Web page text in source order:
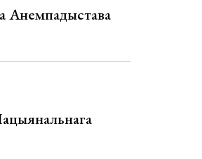
Анемпадыстава